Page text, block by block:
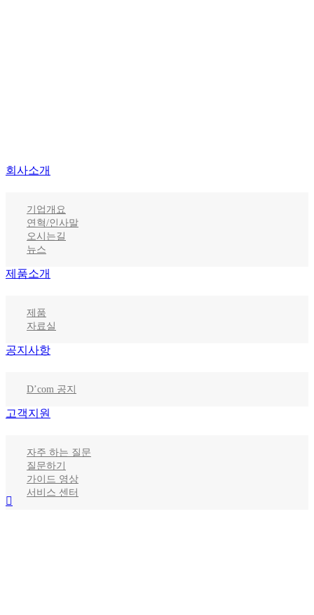
회사소개
기업개요
연혁/인사말
오시는길
뉴스
제품소개
제품
자료실
공지사항
D’com 공지
고객지원
자주 하는 질문
질문하기
가이드 영상
서비스 센터